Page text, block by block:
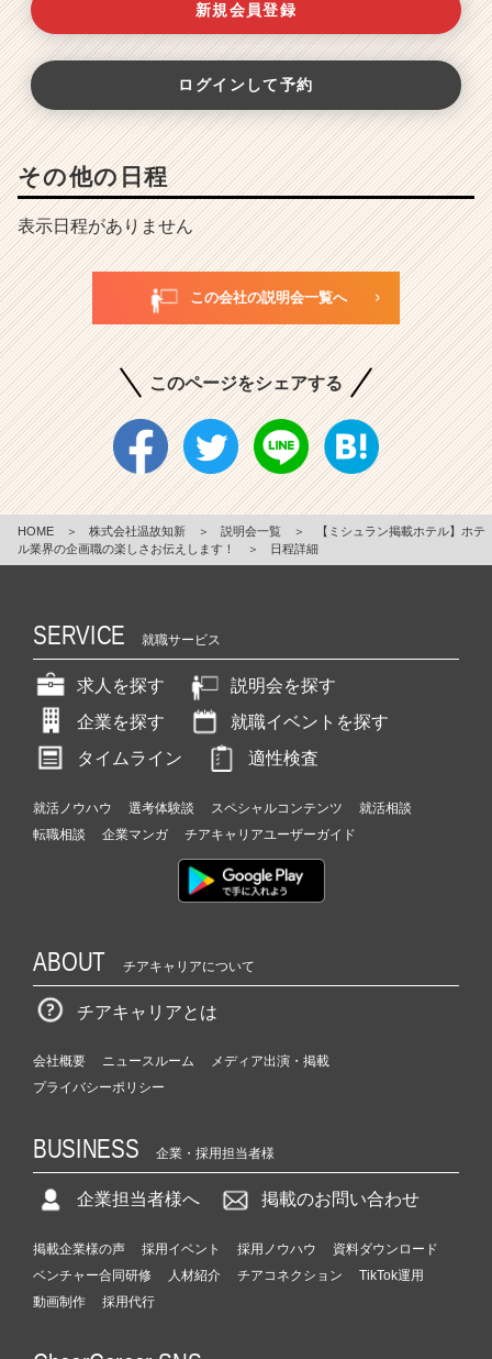
新規会員登録
ログインして予約
その他の日程
表示日程がありません
この会社の説明会一覧へ
このページをシェアする
HOME ＞ 株式会社温故知新 ＞ 説明会一覧 ＞
【ミシュラン掲載ホテル】ホテ
ル業界の企画職の楽しさお伝えします！
＞ 日程詳細
SERVICE 就職サービス
求人を探す
説明会を探す
企業を探す
就職イベントを探す
タイムライン
適性検査
就活ノウハウ 選考体験談 スペシャルコンテンツ
就活相談
転職相談
企業マンガ チアキャリアユーザーガイド
ABOUT チアキャリアについて
チアキャリアとは
会社概要 ニュースルーム
メディア出演・掲載
プライバシーポリシー
BUSINESS 企業・採用担当者様
企業担当者様へ 掲載のお問い合わせ
掲載企業様の声 採用イベント 採用ノウハウ
資料ダウンロード
ベンチャー合同研修
人材紹介 チアコネクション
TikTok運用
動画制作
採用代行